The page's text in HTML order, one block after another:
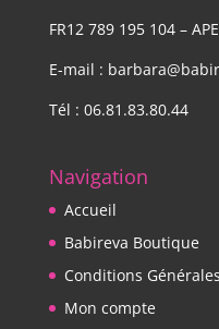
FR12 789 195 104 –
E-mail :
Tél : 06.81.83.80.44
Navigation
Accueil
Babireva Boutique
Conditions
Mon compte